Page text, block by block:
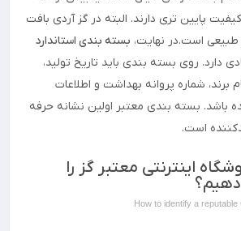
پایین تری دارند. البته در گز آردی بافت
است.در نهایت، بسته بندی استاندارد
دارد. روی بسته بندی باید تاریخ تولید،
برند، شماره پروانه بهداشت و اطلاعات
باشد. بسته بندی معتبر اولین نشانه حرفه
است.
اینترنتی معتبر گز را
How to identify a